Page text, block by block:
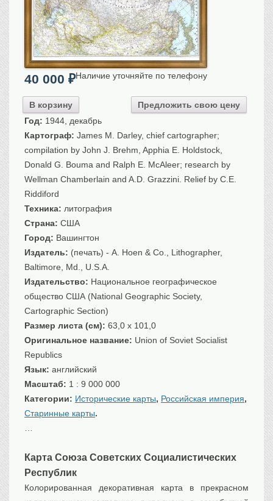
Прочие
Старинные карты
Российская империя
Европа
Мир
Исторические карты
Виды городов
Москва
Санкт-Петербург
Российская империя
Прочие
Севастополь, Крым
История моды.
Гражданская мода
Униформа
Охота. Флора. Фауна
Фауна
Флора
Охота
Рыбы, рыбалка
Техника, транспорт,
Букинистика
Медицина
40 000 ₽
В корзину Предложить свою цену
Наличие уточняйте по телефону
Год: 1944, декабрь
Картограф: James M. Darley, chief cartographer;
compilation by John J. Brehm, Apphia E. Holdstock,
Donald G. Bouma and Ralph E. McAleer; research by
Wellman Chamberlain and A.D. Grazzini. Relief by C.E.
Riddiford
Техника: литография
Страна: США
Город: Вашингтон
Издатель: (печать) - A. Hoen & Co., Lithographer,
Baltimore, Md., U.S.A.
Издательство: Национальное географическое
общество США (National Geographic Society,
Cartographic Section)
Размер листа (см): 63,0 x 101,0
Оригинальное название: Union of Soviet Socialist
Republics
Язык: английский
Масштаб: 1 : 9 000 000
Категории: Исторические карты, Российская империя,
Старинные карты.
Карта Союза Советских Социалистических
Республик
Колорированная декоративная карта в прекрасном